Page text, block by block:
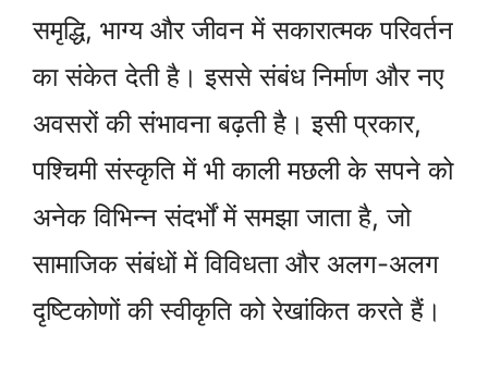
समृद्धि, भाग्य और जीवन में सकारात्मक परिवर्तन
का संकेत देती है। इससे संबंध निर्माण और नए
अवसरों की संभावना बढ़ती है। इसी प्रकार,
पश्चिमी संस्कृति में भी काली मछली के सपने को
अनेक विभिन्न संदर्भों में समझा जाता है, जो
सामाजिक संबंधों में विविधता और अलग-अलग
दृष्टिकोणों की स्वीकृति को रेखांकित करते हैं।